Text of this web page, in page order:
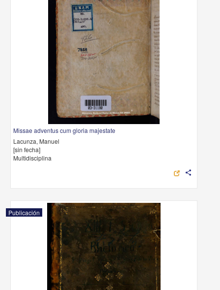
Missae adventus cum gloria majestate
Lacunza, Manuel
[sin fecha]
Multidisciplina
share
Publicación